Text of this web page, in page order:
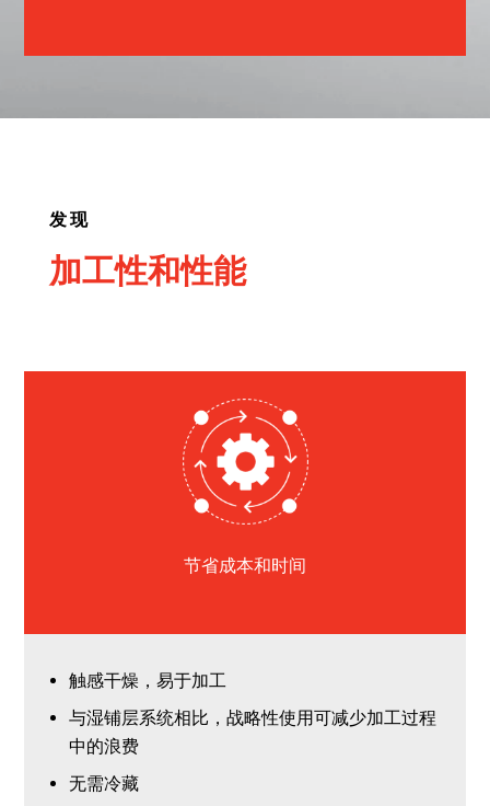
发现
加工性和性能
节省成本和时间
触感干燥，易于加工
与湿铺层系统相比，战略性使用可减少加工过程
中的浪费
无需冷藏